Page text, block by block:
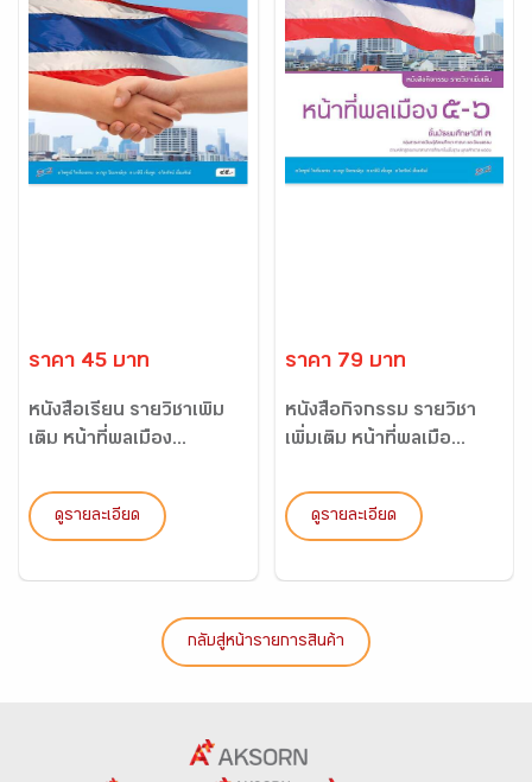
ราคา 45 บาท
หนังสือเรียน รายวิชาเพิ่ม
เติม หน้าที่พลเมือง...
ดูรายละเอียด
ราคา 79 บาท
หนังสือกิจกรรม รายวิชา
เพิ่มเติม หน้าที่พลเมือ...
ดูรายละเอียด
กลับสู่หน้ารายการสินค้า